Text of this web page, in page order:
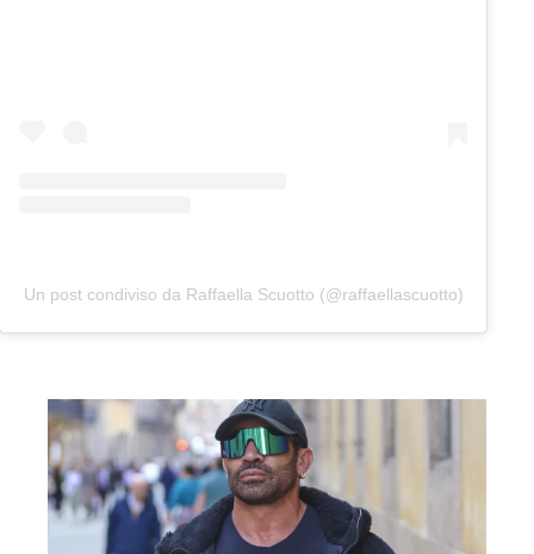
Un post condiviso da Raffaella Scuotto (@raffaellascuotto)